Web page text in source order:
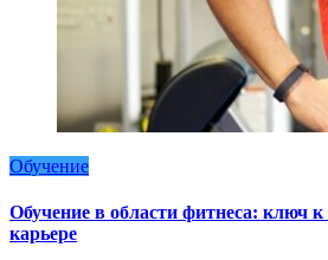
Обучение
Обучение в области фитнеса: ключ
карьере